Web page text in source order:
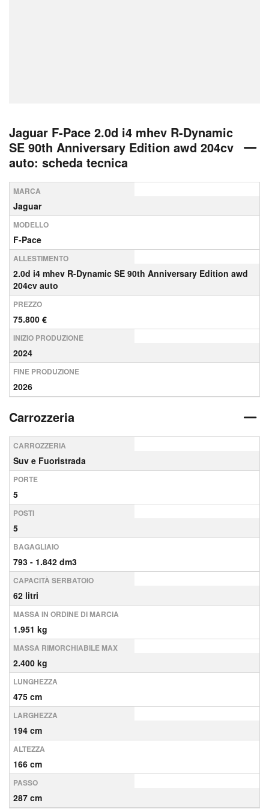
Jaguar F-Pace 2.0d i4 mhev R-Dynamic
SE 90th Anniversary Edition awd 204cv
auto: scheda tecnica
MARCA
Jaguar
MODELLO
F-Pace
ALLESTIMENTO
2.0d i4 mhev R-Dynamic SE 90th Anniversary Edition awd
204cv auto
PREZZO
75.800 €
INIZIO PRODUZIONE
2024
FINE PRODUZIONE
2026
Carrozzeria
CARROZZERIA
Suv e Fuoristrada
PORTE
5
POSTI
5
BAGAGLIAIO
793 - 1.842 dm3
CAPACITÀ SERBATOIO
62 litri
MASSA IN ORDINE DI MARCIA
1.951 kg
MASSA RIMORCHIABILE MAX
2.400 kg
LUNGHEZZA
475 cm
LARGHEZZA
194 cm
ALTEZZA
166 cm
PASSO
287 cm